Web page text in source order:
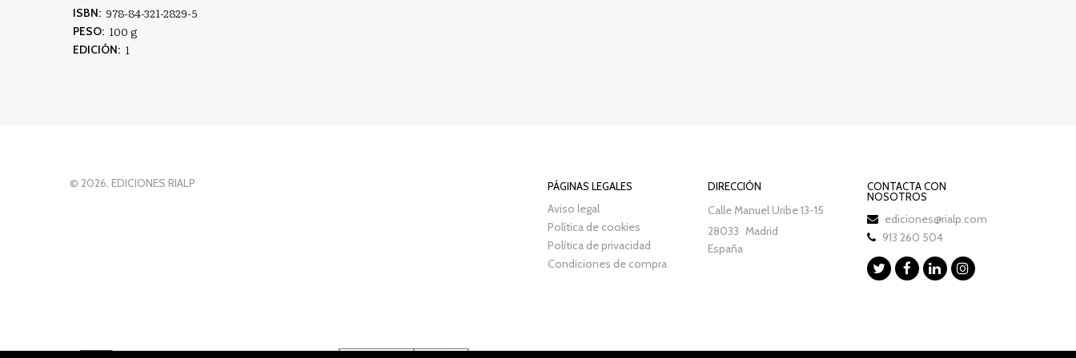
ISBN: 978-84-321-2829-5
PESO: 100 g
EDICIÓN: 1
© 2026, EDICIONES RIALP PÁGINAS LEGALES
Aviso legal
Política de cookies
Política de privacidad
Condiciones de compra
DIRECCIÓN
Calle Manuel Uribe 13-15
28033 Madrid
España
CONTACTA CON
NOSOTROS
ediciones@rialp.com
913 260 504